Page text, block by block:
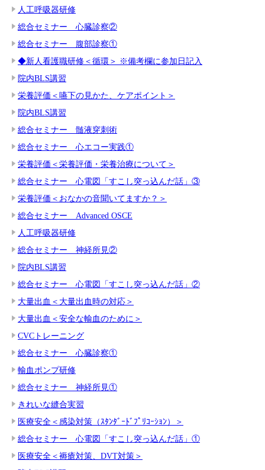
人工呼吸器研修
総合セミナー 心臓診察②
総合セミナー 腹部診察①
◆新人看護職研修＜循環＞ ※備考欄に参加日記入
院内BLS講習
栄養評価＜嚥下の見かた、ケアポイント＞
院内BLS講習
総合セミナー 髄液穿刺術
総合セミナー 心エコー実践①
栄養評価＜栄養評価・栄養治療について＞
総合セミナー 心電図「すこし突っ込んだ話」③
栄養評価＜おなかの音聞いてますか？＞
総合セミナー Advanced OSCE
人工呼吸器研修
総合セミナー 神経所見②
院内BLS講習
総合セミナー 心電図「すこし突っ込んだ話」②
大量出血＜大量出血時の対応＞
大量出血＜安全な輸血のために＞
CVCトレーニング
総合セミナー 心臓診察①
輸血ポンプ研修
総合セミナー 神経所見①
きれいな縫合実習
医療安全＜感染対策（ｽﾀﾝﾀﾞｰﾄﾞﾌﾟﾘｺｰｼｮﾝ）＞
総合セミナー 心電図「すこし突っ込んだ話」①
医療安全＜褥瘡対策、DVT対策＞